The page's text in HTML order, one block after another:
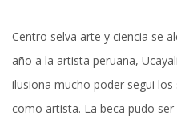
Centro selva arte y ciencia se
año a la artista peruana,
ilusiona mucho poder segui
como artista. La beca pudo